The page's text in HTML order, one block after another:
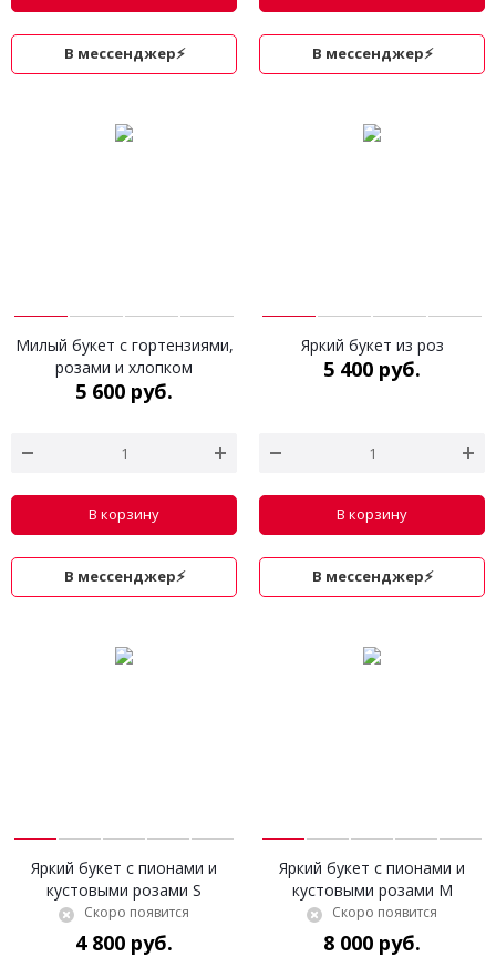
В мессенджер⚡ В мессенджер⚡
Милый букет с гортензиями,
розами и хлопком
5 600 руб.
В корзину
В мессенджер⚡
Яркий букет из роз
5 400 руб.
В корзину
В мессенджер⚡
Яркий букет с пионами и
кустовыми розами S
Скоро появится
4 800 руб.
Яркий букет с пионами и
кустовыми розами M
Скоро появится
8 000 руб.